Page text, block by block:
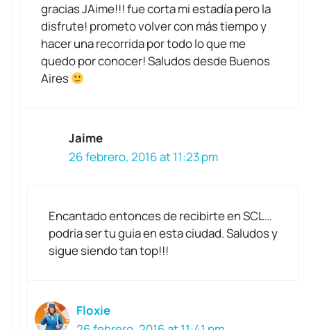
gracias JAime!!! fue corta mi estadía pero la
disfrute! prometo volver con más tiempo y
hacer una recorrida por todo lo que me
quedo por conocer! Saludos desde Buenos
Aires
Jaime
26 febrero, 2016 at 11:23 pm
Encantado entonces de recibirte en SCL…
podria ser tu guia en esta ciudad. Saludos y
sigue siendo tan top!!!
Floxie